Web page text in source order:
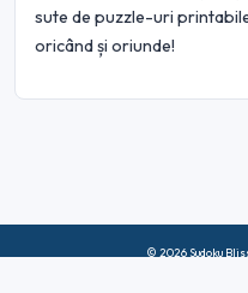
sute de puzzle-uri
oricând și oriunde!
© 2026 Sudoku